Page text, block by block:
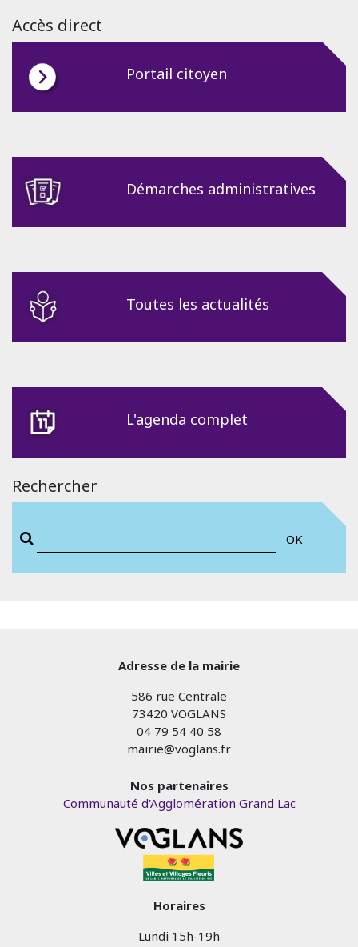
Accès direct
Portail citoyen
Démarches administratives
Toutes les actualités
L'agenda complet
Rechercher
OK
Adresse de la mairie
586 rue Centrale
73420 VOGLANS
04 79 54 40 58
mairie@voglans.fr
Nos partenaires
Communauté d'Agglomération Grand Lac
Horaires
Lundi 15h-19h